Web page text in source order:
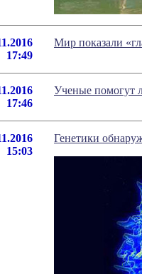
17:49
Мир показали
17:46
Ученые помогут
15:03
Генетики